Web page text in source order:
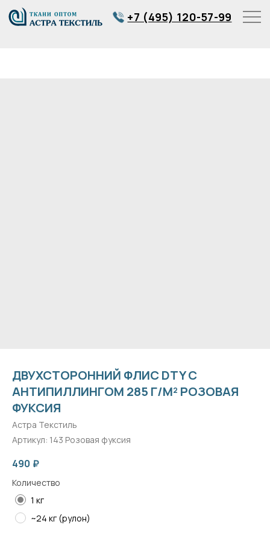
+7 (495) 120-57-99
ДВУХСТОРОННИЙ ФЛИС DTY С
АНТИПИЛЛИНГОМ 285 Г/М² РОЗОВАЯ
ФУКСИЯ
Астра Текстиль
Артикул: 143 Розовая фуксия
490 ₽
Количество
1 кг
~24 кг (рулон)